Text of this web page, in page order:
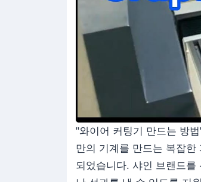
"와이어 커팅기 만드는 방
만의 기계를 만드는 복잡한
되었습니다. 샤인 브랜드를